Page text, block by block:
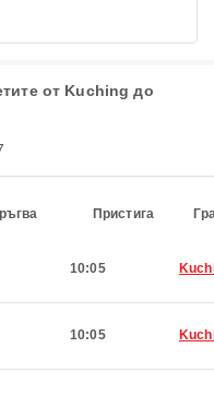
от Kuching до
Пристига
10:05
10:05